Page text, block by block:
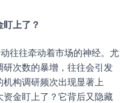
上了？
往往牵动着市场的神经。尤
次数的暴增，往往会引发
构调研频次出现显著上
金盯上了？它背后又隐藏